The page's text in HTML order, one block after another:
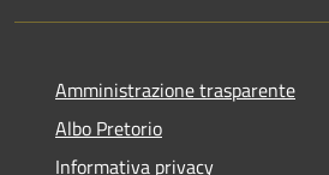
Amministrazione trasparente
Albo Pretorio
Informativa privacy